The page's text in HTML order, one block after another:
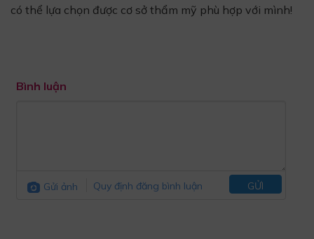
có thể lựa chọn được cơ sở thẩm mỹ phù hợp với mình!
Bình luận
Gửi ảnh Quy định đăng bình luận GỬI